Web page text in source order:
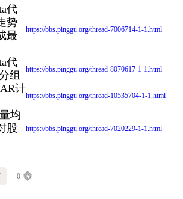
代
势
最
https://bbs.pinggu.org/thread-7006714-1-1.html
代
组
https://bbs.pinggu.org/thread-8070617-1-1.html
计
https://bbs.pinggu.org/thread-10535704-1-1.html
均
股
https://bbs.pinggu.org/thread-7020229-1-1.html
0